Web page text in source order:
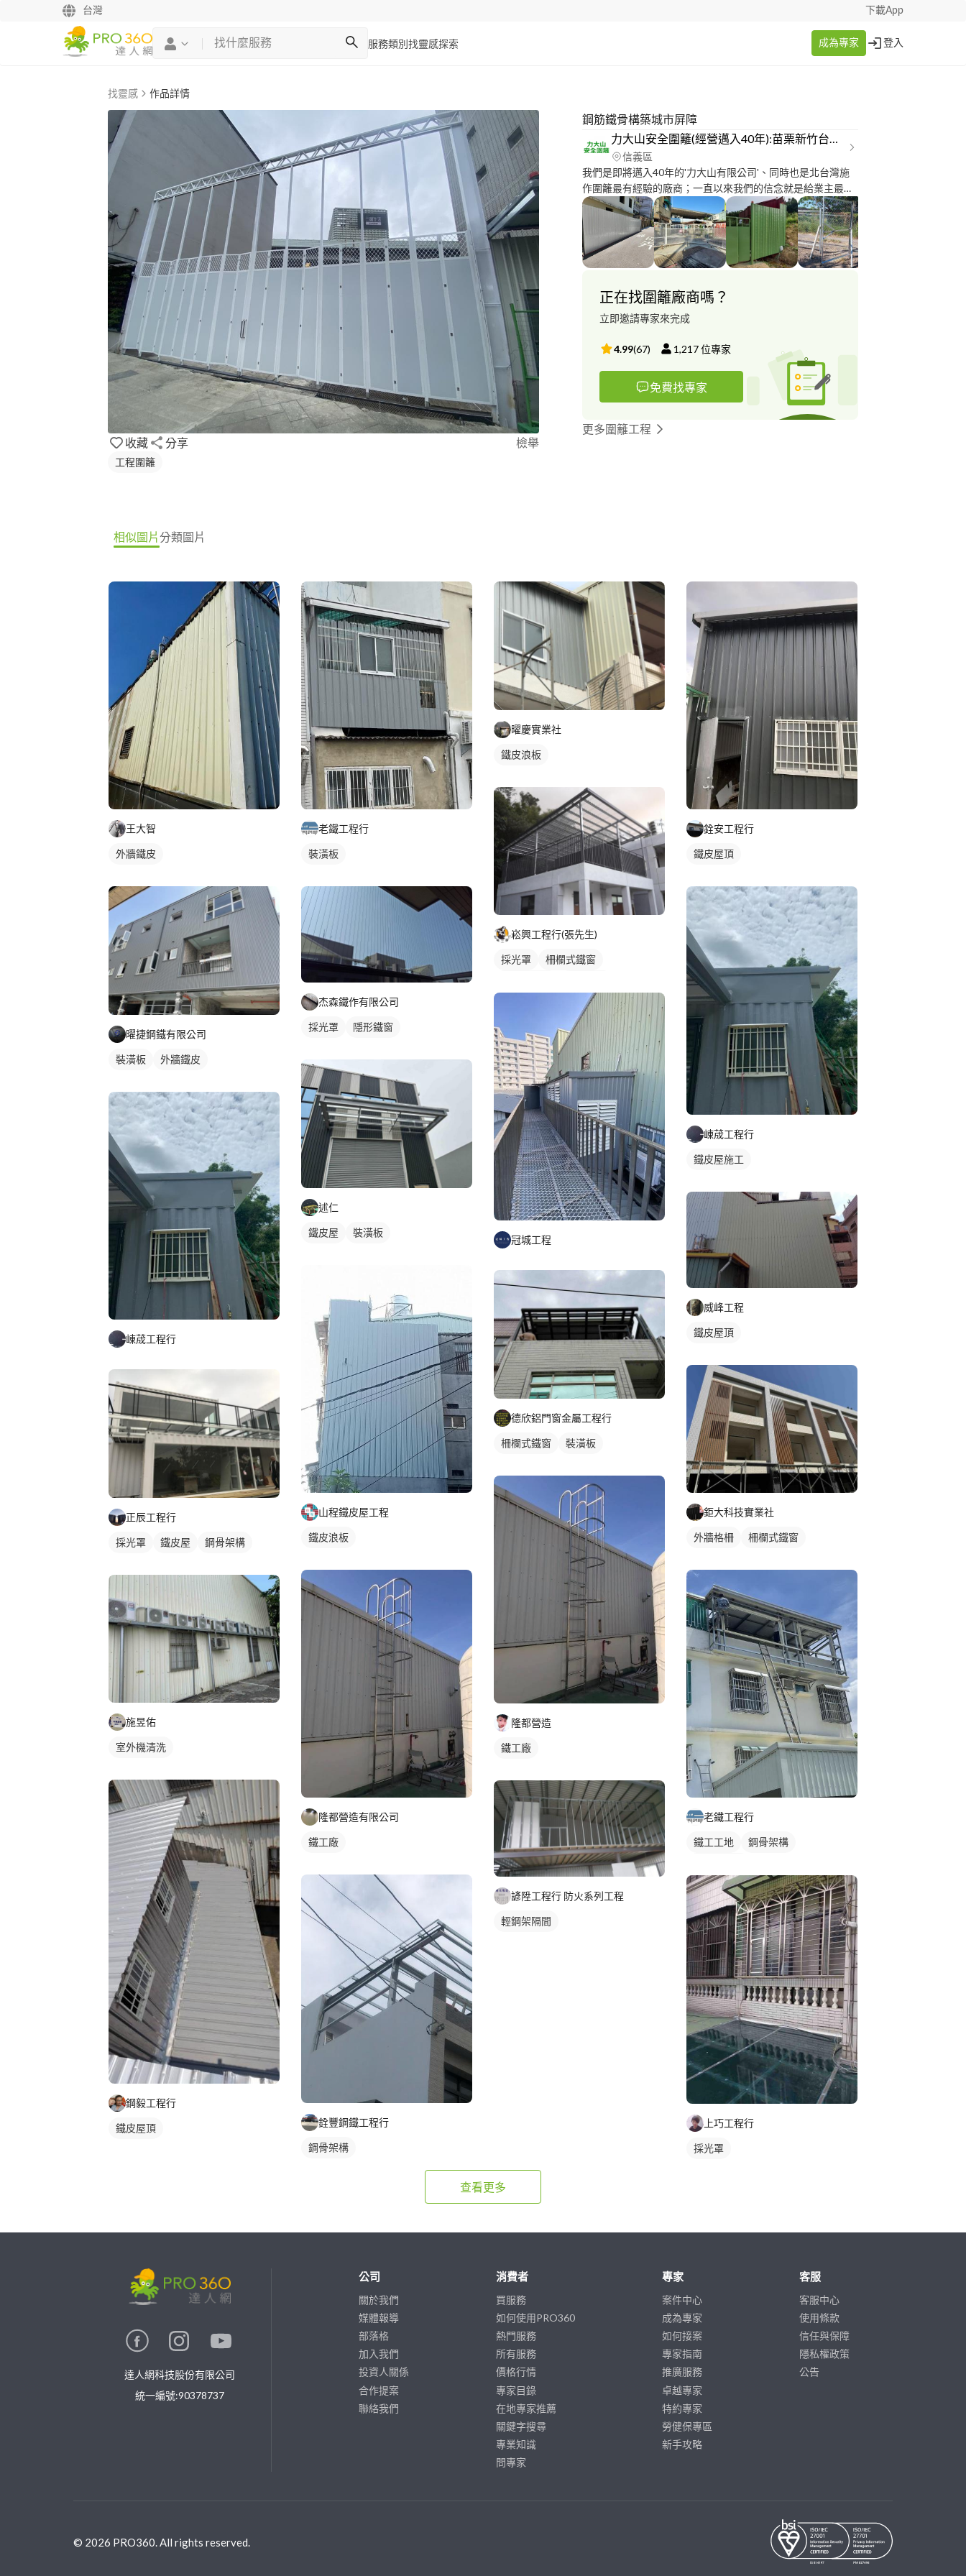
台灣 下載App
服務類別 找靈感探索 成為專家 登入
找靈感 作品詳情
收藏 分享 檢舉
工程圍籬
鋼筋鐵骨構築城市屏障
力大山安全圍籬(經營邁入40年):苗栗新竹台中以北工地甲種圍籬工程
信義區
我們是即將邁入40年的'力大山有限公司'、同時也是北台灣施
作圍籬最有經驗的廠商；一直以來我們的信念就是給業主最合
理的價格、面面俱到的服務、最可靠的圍籬。 只要您有任何有
關圍籬的問題都歡迎隨時請教、也歡迎google"力大山"，謝謝
正在找圍籬廠商嗎？
立即邀請專家來完成
4.99(67) 1,217位專家
免費找專家
更多圍籬工程
相似圖片分類圖片
王大智
外牆鐵皮
曜捷鋼鐵有限公司
裝潢板 外牆鐵皮
崠荿工程行
正辰工程行
採光罩 鐵皮屋 鋼骨架構
施昱佑
室外機清洗
鋼毅工程行
鐵皮屋頂
老鐵工程行
裝潢板
杰森鐵作有限公司
採光罩 隱形鐵窗
述仁
鐵皮屋 裝潢板
山程鐵皮屋工程
鐵皮浪板
隆都營造有限公司
鐵工廠
銓豐鋼鐵工程行
鋼骨架構
曜慶實業社
鐵皮浪板
崧興工程行(張先生)
採光罩
柵欄式鐵窗
冠城工程
德欣鋁門窗金屬工程行
柵欄式鐵窗 裝潢板
隆都營造
鐵工廠
諺陞工程行 防火系列工程
輕鋼架隔間
銓安工程行
鐵皮屋頂
崠荿工程行
鐵皮屋施工
威峰工程
鐵皮屋頂
鉅大科技實業社
外牆格柵 柵欄式鐵窗
老鐵工程行
鐵工工地
鋼骨架構
上巧工程行
採光罩
查看更多
達人網科技股份有限公司
統一編號:90378737
公司
關於我們
媒體報導
部落格
加入我們
投資人關係
合作提案
聯絡我們
消費者
買服務
如何使用PRO360
熱門服務
所有服務
價格行情
專家目錄
在地專家推薦
關鍵字搜尋
專業知識
問專家
專家
案件中心
成為專家
如何接案
專家指南
推廣服務
卓越專家
特約專家
勞健保專區
新手攻略
客服
客服中心
使用條款
信任與保障
隱私權政策
公告
© 2026 PRO360. All rights reserved.